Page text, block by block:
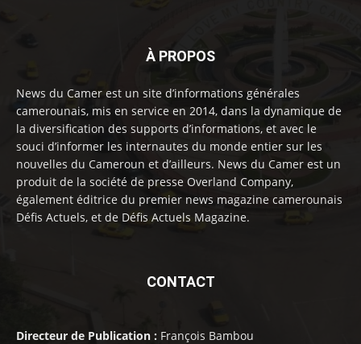
À PROPOS
News du Camer est un site d’informations générales
camerounais, mis en service en 2014, dans la dynamique de
la diversification des supports d’informations, et avec le
souci d’informer les internautes du monde entier sur les
nouvelles du Cameroun et d’ailleurs. News du Camer est un
produit de la société de presse Overland Company,
également éditrice du premier news magazine camerounais
Défis Actuels, et de Défis Actuels Magazine.
CONTACT
Directeur de Publication : François Bambou